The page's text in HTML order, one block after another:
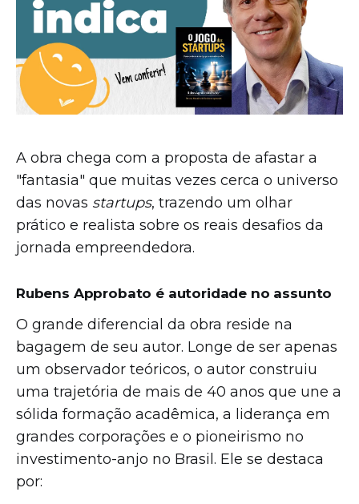
A obra chega com a proposta de afastar a
"fantasia" que muitas vezes cerca o universo
das novas startups, trazendo um olhar
prático e realista sobre os reais desafios da
jornada empreendedora.
Rubens Approbato é autoridade no assunto
O grande diferencial da obra reside na
bagagem de seu autor. Longe de ser apenas
um observador teóricos, o autor construiu
uma trajetória de mais de 40 anos que une a
sólida formação acadêmica, a liderança em
grandes corporações e o pioneirismo no
investimento-anjo no Brasil. Ele se destaca
por: